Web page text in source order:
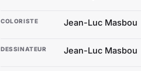
COLORISTE Jean-Luc Masbou
DESSINATEUR Jean-Luc Masbou